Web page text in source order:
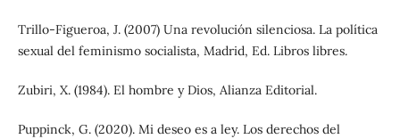
Trillo-Figueroa, J. (2007) Una revolución silenciosa. La política
sexual del feminismo socialista, Madrid, Ed. Libros libres.
Zubiri, X. (1984). El hombre y Dios, Alianza Editorial.
Puppinck, G. (2020). Mi deseo es a ley. Los derechos del